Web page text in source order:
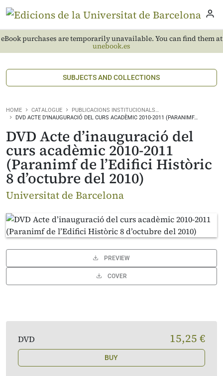
eBook purchases are temporarily unavailable. You can find them at
unebook.es
SUBJECTS AND COLLECTIONS
HOME CATALOGUE
PUBLICACIONS INSTITUCIONALS…
DVD ACTE D’INAUGURACIÓ DEL CURS ACADÈMIC 2010-2011 (PARANIMF…
DVD Acte d’inauguració del
curs acadèmic 2010-2011
(Paranimf de l’Edifici Històric
8 d’octubre del 2010)
Universitat de Barcelona
PREVIEW
COVER
DVD 15,25 €
BUY